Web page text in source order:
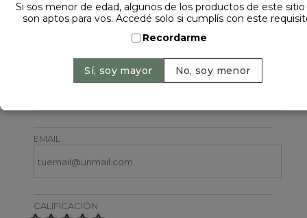
Dejá tu opinión
EMAIL
CALIFICACIÓN
Si sos menor de edad, algunos de los productos de este
son aptos para vos. Accedé solo si cumplís con este
Recordarme